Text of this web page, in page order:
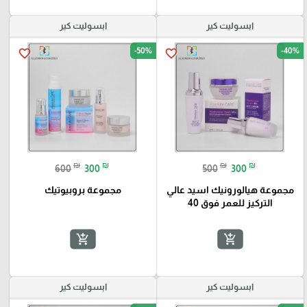
ابسوليت كير
favorite_border -40%
500 ₪ 300 ₪
مجموعة هيالورونيك اسيد عالي
التركيز للعمر فوق 40
add_shopping_cart
ابسوليت كير
favorite_border -50%
600 ₪ 300 ₪
مجموعة بروبيوتيك
add_shopping_cart
ابسوليت كير ابسوليت كير